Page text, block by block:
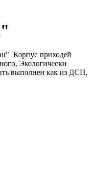
Корпус приходей
Экологически
выполнен как из ДСП,